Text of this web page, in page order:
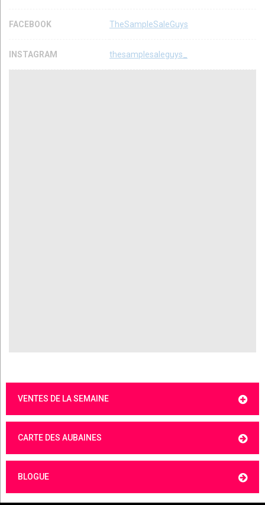
FACEBOOK TheSampleSaleGuys
INSTAGRAM thesamplesaleguys_
VENTES DE LA SEMAINE
CARTE DES AUBAINES
BLOGUE